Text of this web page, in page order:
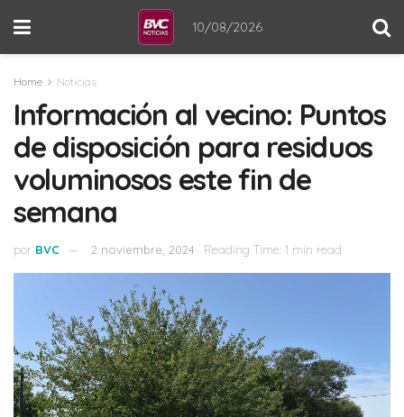
10/08/2026
Home Noticias
Información al vecino: Puntos
de disposición para residuos
voluminosos este fin de
semana
por BVC 2 noviembre, 2024 Reading Time: 1 min read